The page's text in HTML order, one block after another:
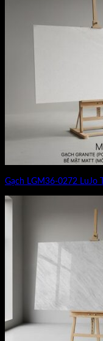
Gạch LGM36-0272 LuJo